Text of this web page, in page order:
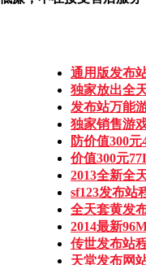
通用版发布
独家放出全
发布站万能
独家销售游
防价值300
价值300元
2013全新全
sf123发布站
全天套黄发
2014最新
传世发布站
天堂发布网